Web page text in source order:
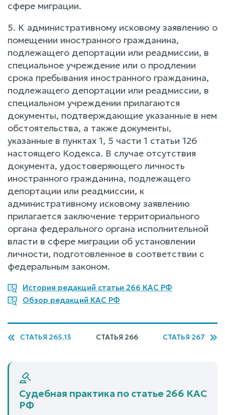
сфере миграции.
5. К административному исковому заявлению о
помещении иностранного гражданина,
подлежащего депортации или реадмиссии, в
специальное учреждение или о продлении
срока пребывания иностранного гражданина,
подлежащего депортации или реадмиссии, в
специальном учреждении прилагаются
документы, подтверждающие указанные в нем
обстоятельства, а также документы,
указанные в пунктах 1, 5 части 1 статьи 126
настоящего Кодекса. В случае отсутствия
документа, удостоверяющего личность
иностранного гражданина, подлежащего
депортации или реадмиссии, к
административному исковому заявлению
прилагается заключение территориального
органа федерального органа исполнительной
власти в сфере миграции об установлении
личности, подготовленное в соответствии с
федеральным законом.
История редакций статьи 266 КАС РФ
Обзор редакций КАС РФ
СТАТЬЯ 265.13 СТАТЬЯ 266 СТАТЬЯ 267
Судебная практика по статье 266 КАС
РФ